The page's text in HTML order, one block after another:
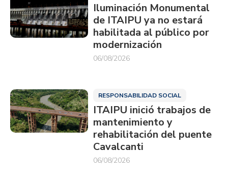
Iluminación Monumental
de ITAIPU ya no estará
habilitada al público por
modernización
06/08/2026
RESPONSABILIDAD SOCIAL
ITAIPU inició trabajos de
mantenimiento y
rehabilitación del puente
Cavalcanti
06/08/2026